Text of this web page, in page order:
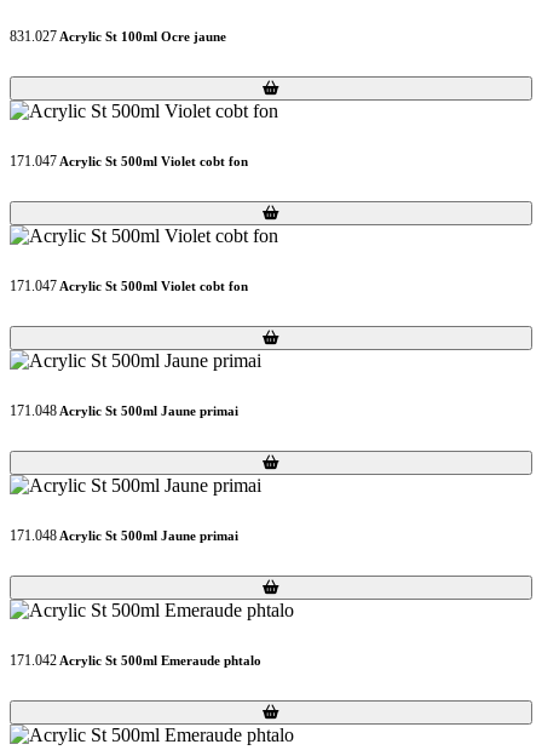
831.027Acrylic St 100ml Ocre jaune
Loading...
Loading...
171.047 Acrylic St 500ml Violet cobt fon
Loading...
Loading...
171.047 Acrylic St 500ml Violet cobt fon
Loading...
Loading...
171.048 Acrylic St 500ml Jaune primai
Loading...
Loading...
171.048 Acrylic St 500ml Jaune primai
Loading...
Loading...
171.042 Acrylic St 500ml Emeraude phtalo
Loading...
Loading...